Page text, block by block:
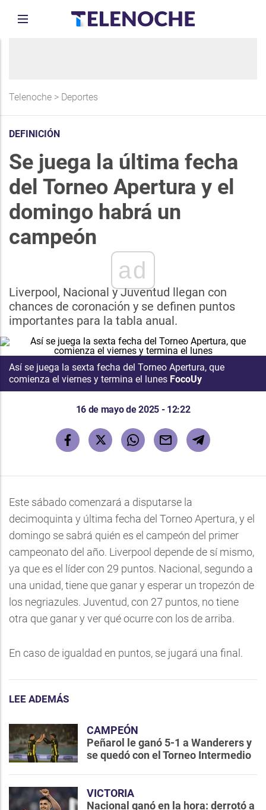
Telenoche > Deportes
DEFINICIÓN
Se juega la última fecha
del Torneo Apertura y el
domingo habrá un
campeón
ad
Liverpool, Nacional y Juventud llegan con
chances de coronación y se definen puntos
importantes para la tabla anual.
Así se juega la sexta fecha del Torneo Apertura, que
comienza el viernes y termina el lunes FocoUy
16 de mayo de 2025 - 12:22
Este sábado comenzará a disputarse la
decimoquinta y última fecha del Torneo Apertura, y el
domingo se sabrá quién es el campeón del primer
campeonato del año. Liverpool depende de sí mismo,
ya que es el líder con 29 puntos. Nacional, segundo a
una unidad, tiene que ganar y esperar un tropezón de
los negriazules. Juventud, con 27 puntos, no tiene
otra que ganar y ver qué ocurre con los de arriba.
En caso de igualdad en puntos, se jugará una final.
LEE ADEMÁS
CAMPEÓN
Peñarol le ganó 5-1 a Wanderers y
se quedó con el Torneo Intermedio
VICTORIA
Nacional ganó en la hora: derrotó a